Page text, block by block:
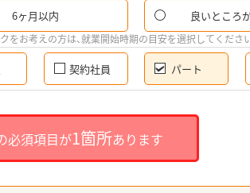
6ヶ月以内 良いところ
をお考えの方は、就業開始時期の目安を選択してくださ
契約社員 パート
必須項目が1箇所あります